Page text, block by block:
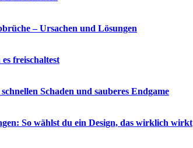
– Ursachen und Lösungen
freischaltest
Schaden und sauberes Endgame
So wählst du ein Design, das wirklich wirkt